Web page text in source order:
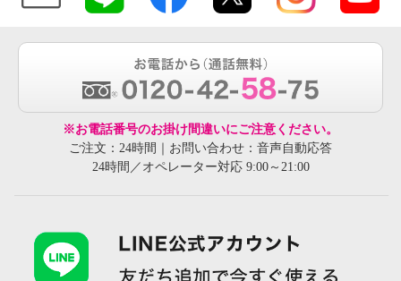
※お電話番号のお掛け間違いにご注意ください。
ご注文：24時間｜お問い合わせ：音声自動応答
24時間／オペレーター対応 9:00～21:00